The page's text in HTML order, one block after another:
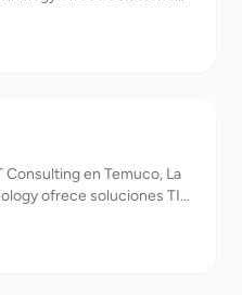
en Temuco, La
ofrece soluciones TI